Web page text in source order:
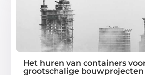
Het huren van containers
grootschalige bouwprojecten